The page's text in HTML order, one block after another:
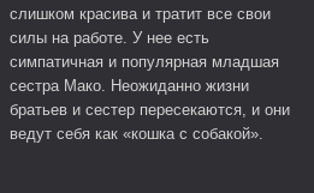
слишком красива и тратит все свои
силы на работе. У нее есть
симпатичная и популярная младшая
сестра Мако. Неожиданно жизни
братьев и сестер пересекаются, и они
ведут себя как «кошка с собакой».